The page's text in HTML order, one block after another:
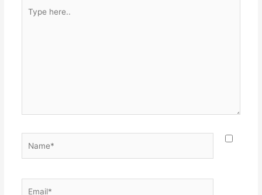
here..